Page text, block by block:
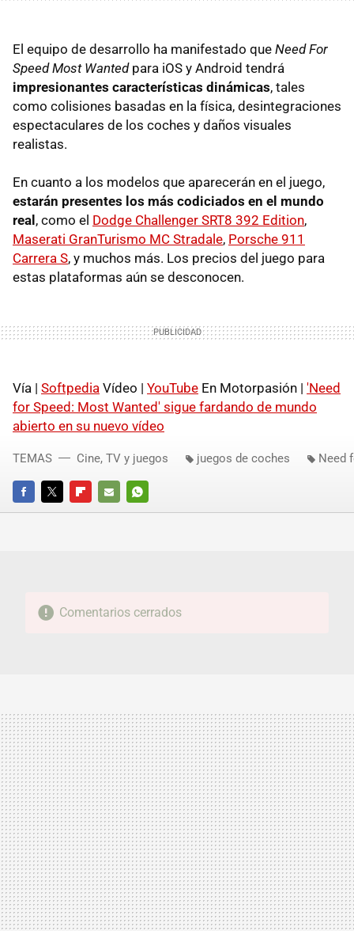
El equipo de desarrollo ha manifestado que Need For
Speed ​​Most Wantedpara iOS y Android tendrá
impresionantes características dinámicas, tales
como colisiones basadas en la física, desintegraciones
espectaculares de los coches y daños visuales
realistas.
En cuanto a los modelos que aparecerán en el juego,
estarán presentes los más codiciados en el mundo
real , como el Dodge Challenger SRT8 392 Edition,
Maserati GranTurismo MC Stradale, Porsche 911
Carrera S, y muchos más. Los precios del juego para
estas plataformas aún se desconocen.
Vía | Softpedia Vídeo | YouTube En Motorpasión | 'Need
for Speed: Most Wanted' sigue fardando de mundo
abierto en su nuevo vídeo
FACEBOOKTWITTERFLIPBOARD
E-
WHATSAPP
TEMAS Cine, TV y juegos juegos de coches Need
Comentarios cerrados